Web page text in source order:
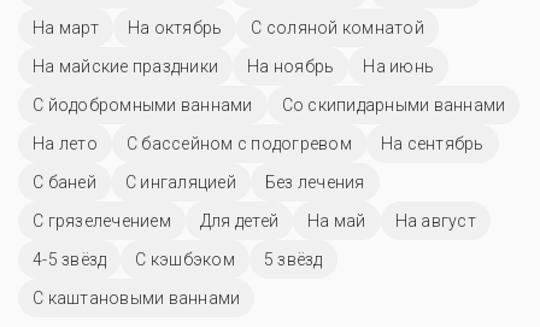
На март
На октябрь
С соляной комнатой
На майские праздники
На ноябрь
На июнь
С йодобромными ваннами
Со скипидарными ваннами
На лето
С бассейном с подогревом
На сентябрь
С баней
С ингаляцией
Без лечения
С грязелечением
Для детей На май
На август
4-5 звёзд
С кэшбэком
5 звёзд
С каштановыми ваннами